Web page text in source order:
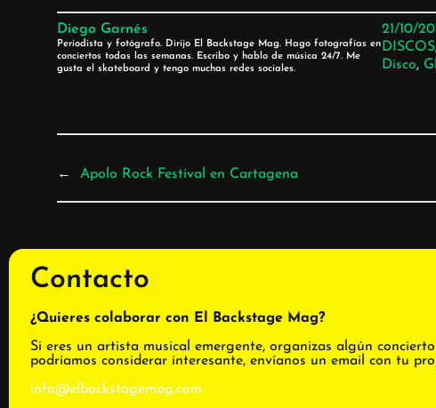
Diego Garnés
Periodista y fotógrafo. Dirijo El Backstage Mag. Hago fotografías en
conciertos todas las semanas. Escribo y hablo de música 24/7. Me
gusta el skateboard y tengo muchas redes sociales.
21/10/
DISCOS
Disco,
← Apolo Rock Festival en Cartagena
Contacto
¿Quieres colaborar con El Backstage Mag?
Si eres un artista musical emergente, organizas algún
podríamos considerar interesante, envíanos un email con tu
info@elbackstagemag.com